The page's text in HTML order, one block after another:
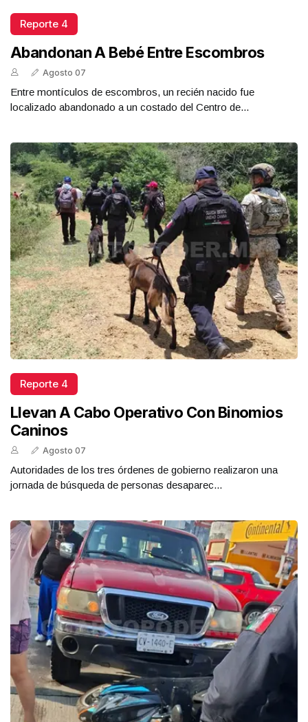
Reporte 4
Abandonan A Bebé Entre Escombros
Agosto 07
Entre montículos de escombros, un recién nacido fue
localizado abandonado a un costado del Centro de...
Reporte 4
Llevan A Cabo Operativo Con Binomios
Caninos
Agosto 07
Autoridades de los tres órdenes de gobierno realizaron una
jornada de búsqueda de personas desaparec...